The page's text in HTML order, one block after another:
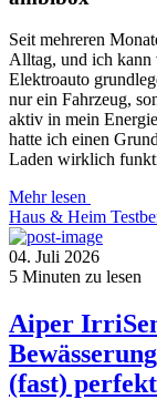
Seit mehreren
Alltag, und ich kann
Elektroauto
nur ein Fahrzeug,
aktiv in mein
hatte ich einen
Laden wirklich
Mehr lesen
Haus & Heim
04. Juli 2026
5 Minuten zu lesen
Aiper
(fast)